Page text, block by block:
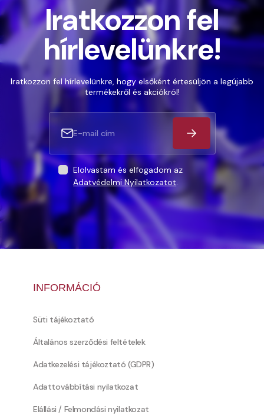
Iratkozzon fel
hírlevelünkre!
Iratkozzon fel hírlevelünkre, hogy elsőként értesüljön a legújabb
termékekről és akciókról!
Elolvastam és elfogadom az
Adatvédelmi Nyilatkozatot.
INFORMÁCIÓ
Süti tájékoztató
Általános szerződési feltételek
Adatkezelési tájékoztató (GDPR)
Adattovábbítási nyilatkozat
Elállási / Felmondási nyilatkozat